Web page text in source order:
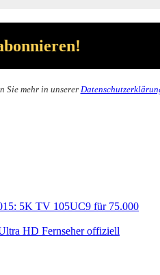
Sie mehr in unserer
5K TV 105UC9 für 75.000
HD Fernseher offiziell